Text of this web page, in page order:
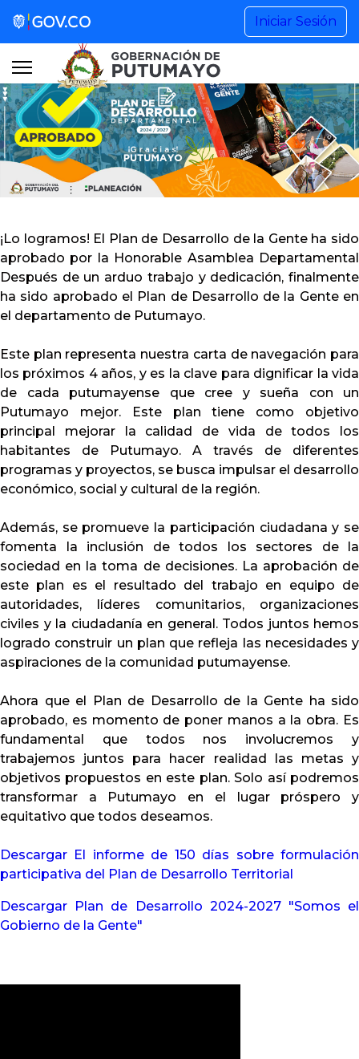
Iniciar Sesión
de Gobierno
Institucional
Participa
+57 (608) 4201515 Ext. 1101
Lunes a Viernes
¡Lo logramos! El Plan de Desarrollo de la Gente ha sido
aprobado por la Honorable Asamblea Departamental
Después de un arduo trabajo y dedicación, finalmente
ha sido aprobado el Plan de Desarrollo de la Gente en
el departamento de Putumayo.
Este plan representa nuestra carta de navegación para
los próximos 4 años, y es la clave para dignificar la vida
de cada putumayense que cree y sueña con un
Putumayo mejor. Este plan tiene como objetivo
principal mejorar la calidad de vida de todos los
habitantes de Putumayo. A través de diferentes
programas y proyectos, se busca impulsar el desarrollo
económico, social y cultural de la región.
Además, se promueve la participación ciudadana y se
fomenta la inclusión de todos los sectores de la
sociedad en la toma de decisiones. La aprobación de
este plan es el resultado del trabajo en equipo de
autoridades, líderes comunitarios, organizaciones
civiles y la ciudadanía en general. Todos juntos hemos
logrado construir un plan que refleja las necesidades y
aspiraciones de la comunidad putumayense.
Ahora que el Plan de Desarrollo de la Gente ha sido
aprobado, es momento de poner manos a la obra. Es
fundamental que todos nos involucremos y
trabajemos juntos para hacer realidad las metas y
objetivos propuestos en este plan. Solo así podremos
transformar a Putumayo en el lugar próspero y
equitativo que todos deseamos.
Descargar El informe de 150 días sobre formulación
participativa del Plan de Desarrollo Territorial
Descargar Plan de Desarrollo 2024-2027 "Somos el
Gobierno de la Gente"